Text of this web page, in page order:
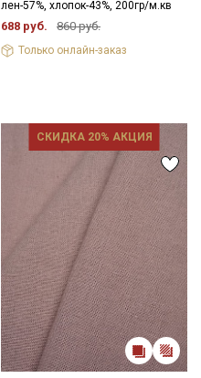
лен-57%, хлопок-43%, 200гр/м.кв
688 руб. 860 руб.
Только онлайн-заказ
СКИДКА 20% АКЦИЯ